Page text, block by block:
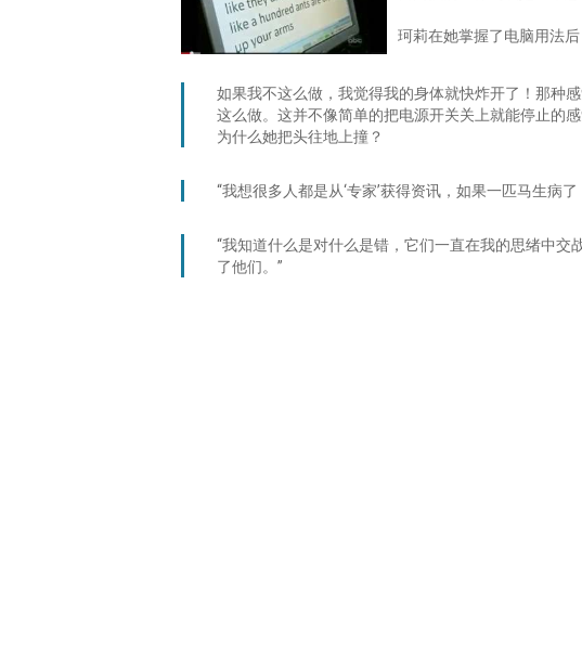
珂莉在她掌握了电脑用法
如果我不这么做，我觉得我的身体就快炸开了！那种
这么做。这并不像简单的把电源开关关上就能停止的感
为什么她把头往地上撞？
“我想很多人都是从‘专家’获得资讯，如果一匹马生病
“我知道什么是对什么是错，它们一直在我的思绪中交
了他们。”